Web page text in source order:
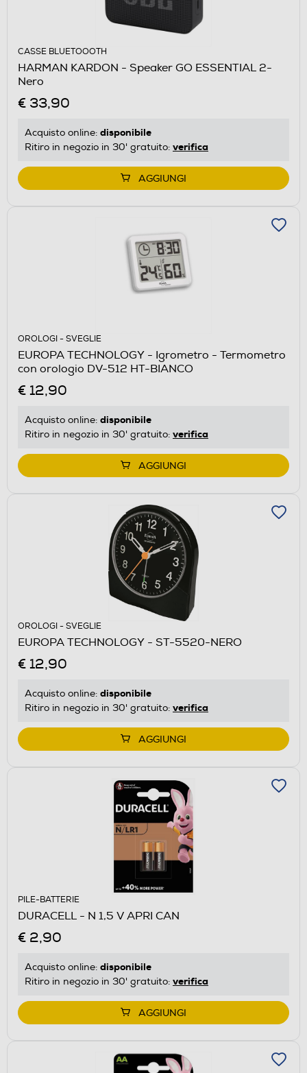
CASSE BLUETOOOTH
HARMAN KARDON - Speaker GO ESSENTIAL 2-
Nero
€ 33,90
Acquisto online: disponibile
Ritiro in negozio in 30' gratuito: verifica
AGGIUNGI
OROLOGI - SVEGLIE
EUROPA TECHNOLOGY - Igrometro - Termometro
con orologio DV-512 HT-BIANCO
€ 12,90
Acquisto online: disponibile
Ritiro in negozio in 30' gratuito: verifica
AGGIUNGI
OROLOGI - SVEGLIE
EUROPA TECHNOLOGY - ST-5520-NERO
€ 12,90
Acquisto online: disponibile
Ritiro in negozio in 30' gratuito: verifica
AGGIUNGI
PILE-BATTERIE
DURACELL - N 1,5 V APRI CAN
€ 2,90
Acquisto online: disponibile
Ritiro in negozio in 30' gratuito: verifica
AGGIUNGI